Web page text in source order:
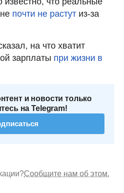
почти не растут из-за
на что хватит
зарплаты при жизни в
и новости только
на Telegram!
Сообщите нам об этом.